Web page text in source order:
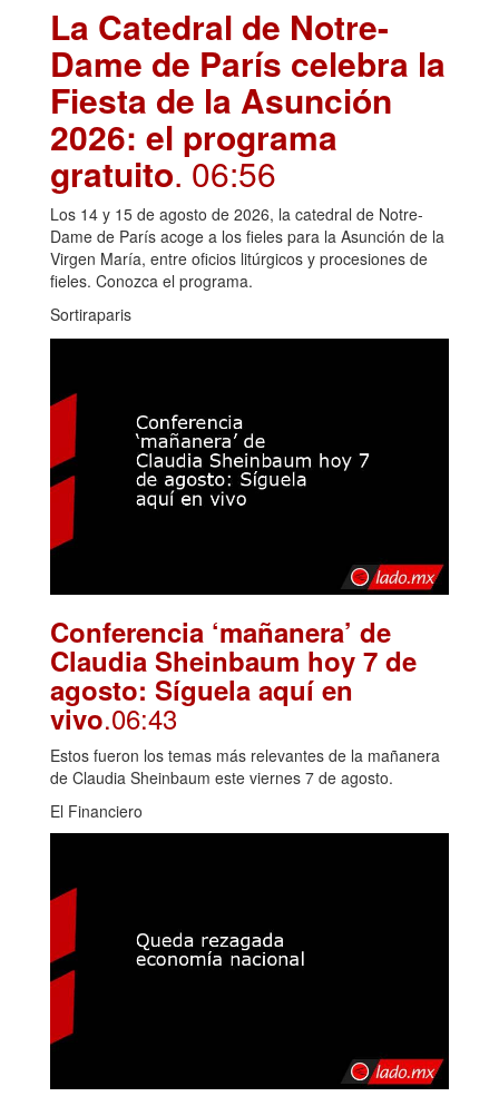
La Catedral de Notre-
Dame de París celebra la
Fiesta de la Asunción
2026: el programa
gratuito. 06:56
Los 14 y 15 de agosto de 2026, la catedral de Notre-
Dame de París acoge a los fieles para la Asunción de la
Virgen María, entre oficios litúrgicos y procesiones de
fieles. Conozca el programa.
Sortiraparis
Conferencia ‘mañanera’ de
Claudia Sheinbaum hoy 7 de
agosto: Síguela aquí en
vivo.06:43
Estos fueron los temas más relevantes de la mañanera
de Claudia Sheinbaum este viernes 7 de agosto.
El Financiero